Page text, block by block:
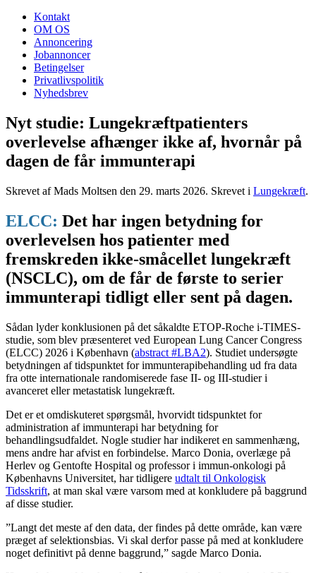
Kontakt
OM OS
Annoncering
Jobannoncer
Betingelser
Privatlivspolitik
Nyhedsbrev
Nyt studie: Lungekræftpatienters
overlevelse afhænger ikke af, hvornår på
dagen de får immunterapi
Skrevet af Mads Moltsen den 29. marts 2026. Skrevet i Lungekræft.
ELCC: Det har ingen betydning for
overlevelsen hos patienter med
fremskreden ikke-småcellet lungekræft
(NSCLC), om de får de første to serier
immunterapi tidligt eller sent på dagen.
Sådan lyder konklusionen på det såkaldte ETOP-Roche i-TIMES-
studie, som blev præsenteret ved European Lung Cancer Congress
(ELCC) 2026 i København (abstract #LBA2). Studiet undersøgte
betydningen af tidspunktet for immunterapibehandling ud fra data
fra otte internationale randomiserede fase II- og III-studier i
avanceret eller metastatisk lungekræft.
Det er et omdiskuteret spørgsmål, hvorvidt tidspunktet for
administration af immunterapi har betydning for
behandlingsudfaldet. Nogle studier har indikeret en sammenhæng,
mens andre har afvist en forbindelse. Marco Donia, overlæge på
Herlev og Gentofte Hospital og professor i immun-onkologi på
Københavns Universitet, har tidligere udtalt til Onkologisk
Tidsskrift, at man skal være varsom med at konkludere på baggrund
af disse studier.
”Langt det meste af den data, der findes på dette område, kan være
præget af selektionsbias. Vi skal derfor passe på med at konkludere
noget definitivt på denne baggrund,” sagde Marco Donia.